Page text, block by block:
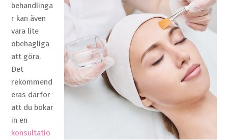
behandlinga
r kan även
vara lite
obehagliga
att göra.
Det
rekommend
eras därför
att du bokar
in en
konsultatio